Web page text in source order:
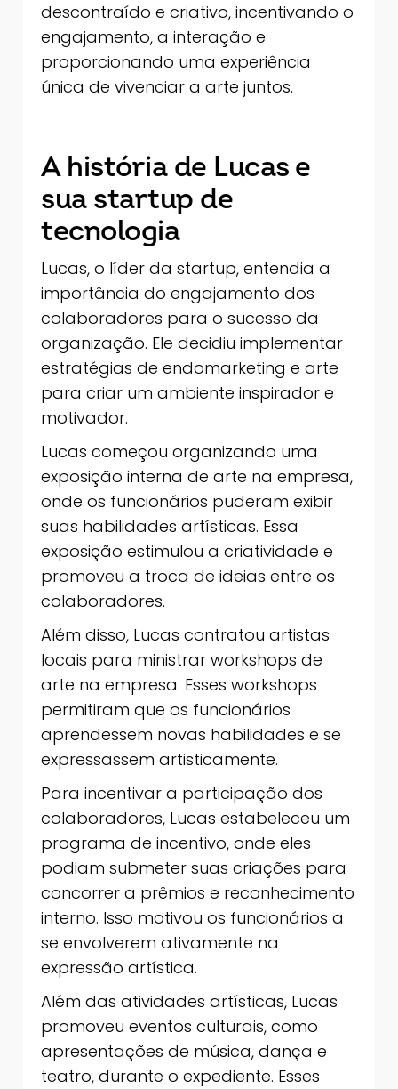
descontraído e criativo, incentivando o
engajamento, a interação e
proporcionando uma experiência
única de vivenciar a arte juntos.
A história de Lucas e
sua startup de
tecnologia
Lucas, o líder da startup, entendia a
importância do engajamento dos
colaboradores para o sucesso da
organização. Ele decidiu implementar
estratégias de endomarketing e arte
para criar um ambiente inspirador e
motivador.
Lucas começou organizando uma
exposição interna de arte na empresa,
onde os funcionários puderam exibir
suas habilidades artísticas. Essa
exposição estimulou a criatividade e
promoveu a troca de ideias entre os
colaboradores.
Além disso, Lucas contratou artistas
locais para ministrar workshops de
arte na empresa. Esses workshops
permitiram que os funcionários
aprendessem novas habilidades e se
expressassem artisticamente.
Para incentivar a participação dos
colaboradores, Lucas estabeleceu um
programa de incentivo, onde eles
podiam submeter suas criações para
concorrer a prêmios e reconhecimento
interno. Isso motivou os funcionários a
se envolverem ativamente na
expressão artística.
Além das atividades artísticas, Lucas
promoveu eventos culturais, como
apresentações de música, dança e
teatro, durante o expediente. Esses